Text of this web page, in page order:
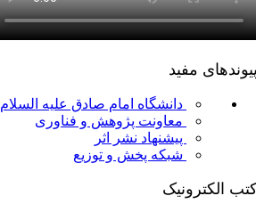
مفید
دانشگاه امام صادق علیه السلام
معاونت پژوهش و فناوری
پیشنهاد نشر اثر
شبکه پخش و توزیع
الکترونیک